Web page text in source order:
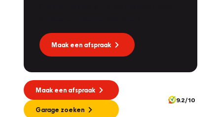
Maak een afspraak
Maak een afspraak
Garage zoeken
9.2/10